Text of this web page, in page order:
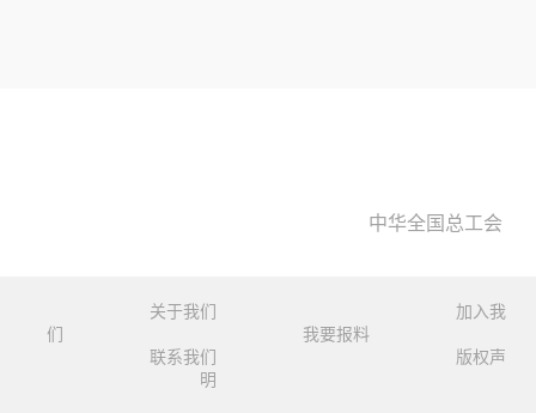
中华全国总工会
关于我们
加入我
们
我要报料
联系我们
版权声
明